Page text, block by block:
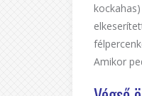
Amikor